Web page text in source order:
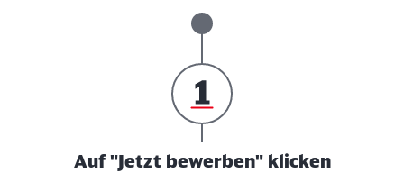
Auf "Jetzt bewerben" klicken